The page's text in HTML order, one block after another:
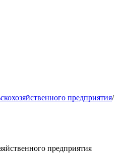
предприятия/
предприятия